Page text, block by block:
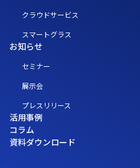
クラウドサービス
スマートグラス
お知らせ
セミナー
展示会
プレスリリース
活用事例
コラム
資料ダウンロード